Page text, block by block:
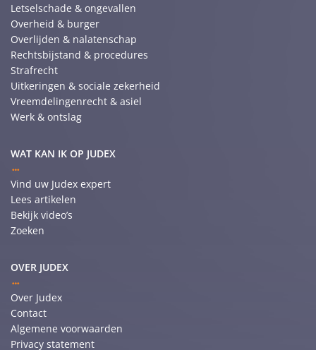
Letselschade & ongevallen
Overheid & burger
Overlijden & nalatenschap
Rechtsbijstand & procedures
Strafrecht
Uitkeringen & sociale zekerheid
Vreemdelingenrecht & asiel
Werk & ontslag
WAT KAN IK OP JUDEX
Vind uw Judex expert
Lees artikelen
Bekijk video’s
Zoeken
OVER JUDEX
Over Judex
Contact
Algemene voorwaarden
Privacy statement